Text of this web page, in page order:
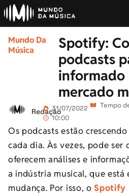
Mundo Da
Música
Spotify:
podcasts
informado
mercado
Redação31/07/2022
10:00
Tempo
Os podcasts estão
cada dia. Às vezes, pode
oferecem análises e
a indústria musical, que está
mudança. Por isso, oSpotify